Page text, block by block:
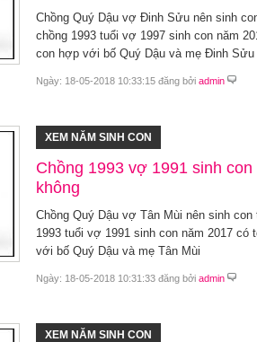
Chồng Quý Dậu vợ Đinh Sửu nên sinh
chồng 1993 tuổi vợ 1997 sinh con năm
con hợp với bố Quý Dậu và mẹ Đinh Sửu
Ngày: 18-05-2018 10:33:15 đăng bởi admin
XEM NĂM SINH CON
Chồng 1993 vợ 1991 sinh
không
Chồng Quý Dậu vợ Tân Mùi nên sinh
1993 tuổi vợ 1991 sinh con năm 2017 có
với bố Quý Dậu và mẹ Tân Mùi
Ngày: 18-05-2018 10:31:33 đăng bởi admin
XEM NĂM SINH CON